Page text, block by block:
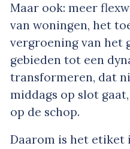
Maar ook: meer
van woningen, het
vergroening van het
gebieden tot een
transformeren, dat
middags op slot
op de schop.
Daarom is het